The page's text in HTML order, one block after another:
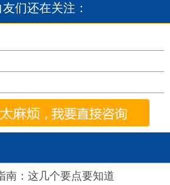
友们还在关注：
南：这几个要点要知道